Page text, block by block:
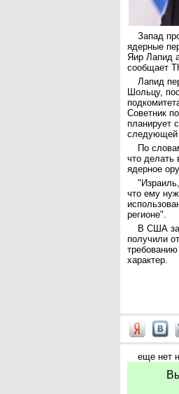
Запад
ядерные
Яир Лапид
сообщает
Лапид
Шольцу,
Советник
планирует
следующей
По
что делать
ядерное
что ему
регионе".
В США
получили
характер.
еще нет